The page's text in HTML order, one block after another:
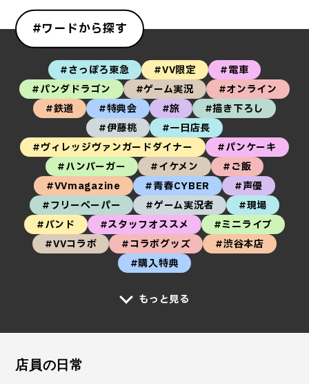
#ワードから探す
#さっぽろ東急 #VV限定
#電車
#パンダドラゴン
#ゲーム実況
#オンライン
#鉄道
#特典会 #旅
#描き下ろし
#伊藤桃
#一日店長
#ヴィレッジヴァンガードダイナー
#パンケーキ
#ハンバーガー
#イケメン
#ご飯
#VVmagazine
#青春CYBER
#声優
#フリーペーパー
#ゲーム実況者
#現場
#バンド
#スタッフオススメ
#ミニライブ
#VVコラボ
#コラボグッズ
#渋谷本店
#購入特典
もっと見る
店員の日常